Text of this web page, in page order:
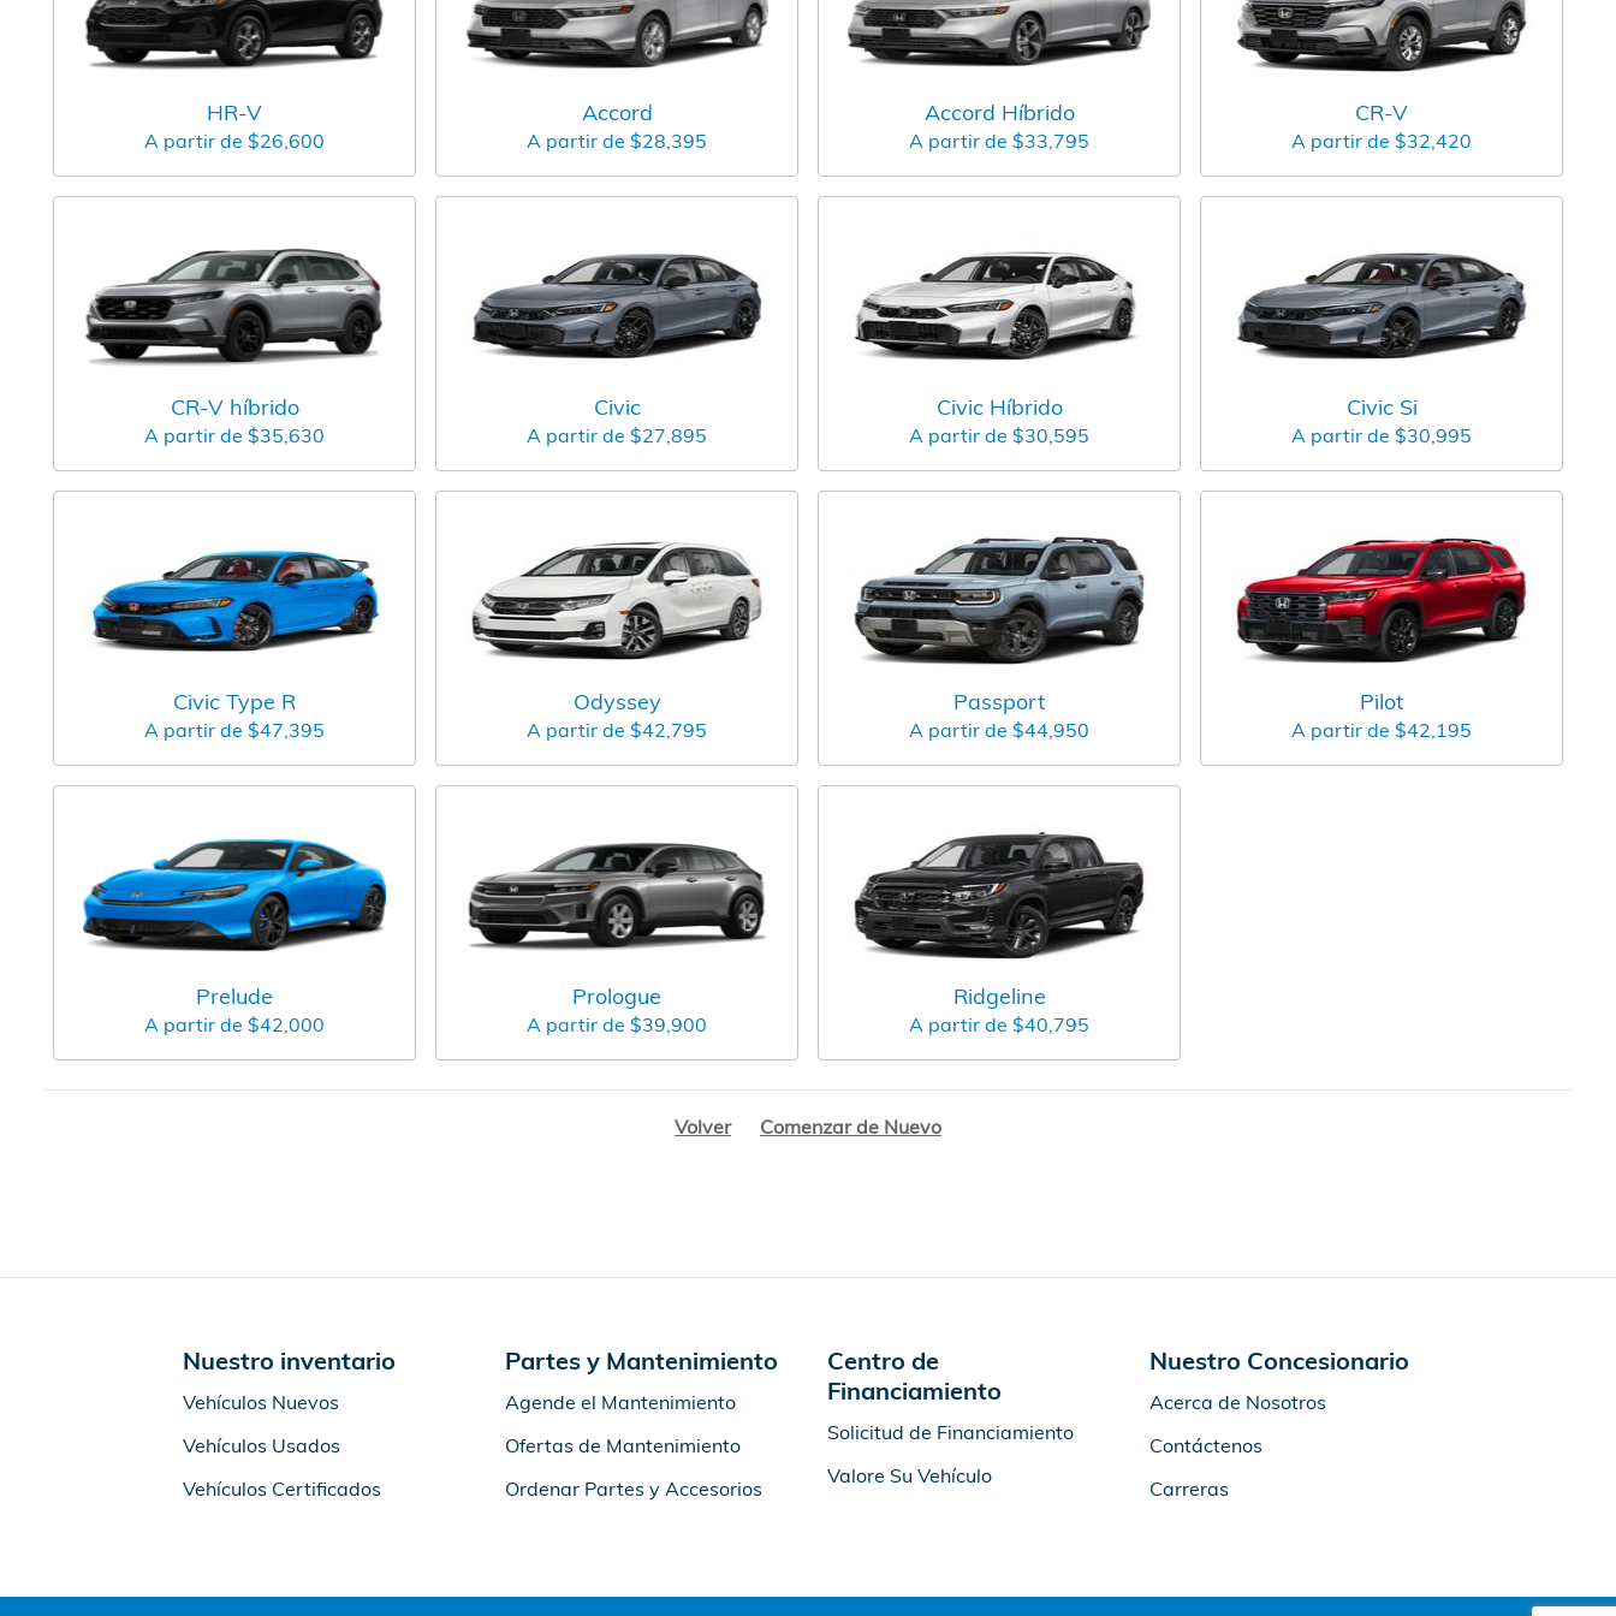
HR-V
A partir de $26,600
Accord
A partir de $28,395
Accord Híbrido
A partir de $33,795
CR-V
A partir de $32,420
CR-V híbrido
A partir de $35,630
Civic
A partir de $27,895
Civic Híbrido
A partir de $30,595
Civic Si
A partir de $30,995
Civic Type R
A partir de $47,395
Odyssey
A partir de $42,795
Passport
A partir de $44,950
Pilot
A partir de $42,195
Prelude
A partir de $42,000
Prologue
A partir de $39,900
Ridgeline
A partir de $40,795
Volver Comenzar de Nuevo
Nuestro inventario
Vehículos Nuevos
Vehículos Usados
Vehículos Certificados
Partes y Mantenimiento
Agende el Mantenimiento
Ofertas de Mantenimiento
Ordenar Partes y Accesorios
Centro de
Financiamiento
Solicitud de Financiamiento
Valore Su Vehículo
Nuestro Concesionario
Acerca de Nosotros
Contáctenos
Carreras